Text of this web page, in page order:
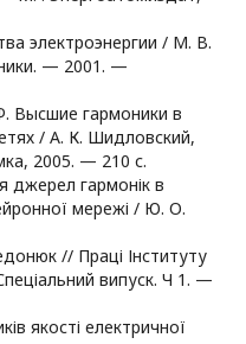
электроэнергии / М. В.
— 2001. —
Высшие гармоники в
/ А. К. Шидловский,
2005. — 210 с.
джерел гармонік в
мережі / Ю. О.
// Праці Інституту
випуск. Ч 1. —
якості електричної